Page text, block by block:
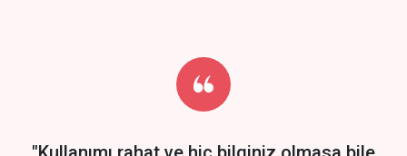
Start by trying our service for 30 days free trial no credit card
required.